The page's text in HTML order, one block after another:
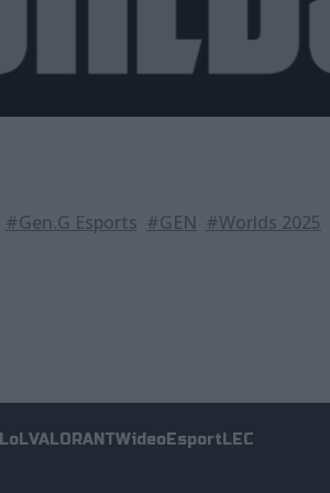
#Gen.G Esports #GEN #Worlds 2025
LoLVALORANTWideoEsportLEC